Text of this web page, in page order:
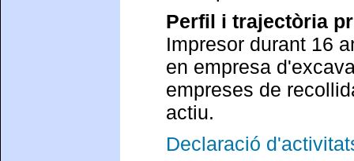
Perfil i trajectòria
Impresor durant 16
en empresa
empreses de
actiu.
Declaració